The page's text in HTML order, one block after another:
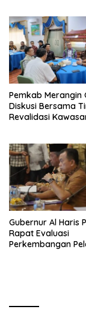
Pemkab Merangin
Diskusi Bersama
Revalidasi
Gubernur Al Haris
Rapat Evaluasi
Perkembangan